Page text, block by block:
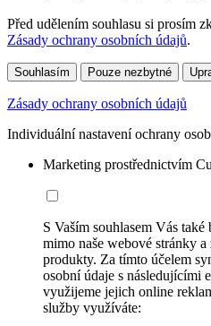
Před udělením souhlasu si prosím
Zásady ochrany osobních údajů.
Souhlasím Pouze nezbytné
Zásady ochrany osobních údajů
Individuální nastavení ochrany
Marketing prostřednictvím
S Vaším souhlasem Vás
mimo naše webové stránky
produkty. Za tímto účelem
osobní údaje s následujícími
využijeme jejich online
služby využíváte: